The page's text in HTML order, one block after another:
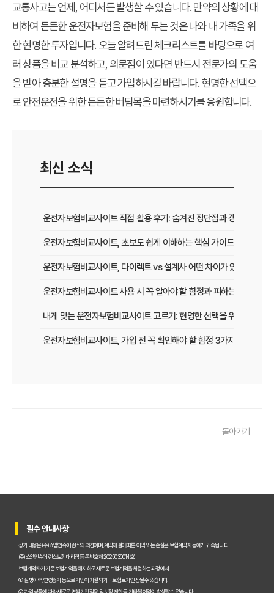
교통사고는 언제, 어디서든 발생할 수 있습니다. 만약의 상황에 대
비하여 든든한 운전자보험을 준비해 두는 것은 나와 내 가족을 위
한 현명한 투자입니다. 오늘 알려드린 체크리스트를 바탕으로 여
러 상품을 비교 분석하고, 의문점이 있다면 반드시 전문가의 도움
을 받아 충분한 설명을 듣고 가입하시길 바랍니다. 현명한 선택으
로 안전운전을 위한 든든한 버팀목을 마련하시기를 응원합니다.
최신 소식
운전자보험비교사이트 직접 활용 후기: 숨겨진 장단점과 갱신 팁
운전자보험비교사이트, 초보도 쉽게 이해하는 핵심 가이드
운전자보험비교사이트, 다이렉트 vs 설계사 어떤 차이가 있을까?
운전자보험비교사이트 사용 시 꼭 알아야 할 함정과 피하는 법
내게 맞는 운전자보험비교사이트 고르기: 현명한 선택을 위한 5가지
운전자보험비교사이트, 가입 전 꼭 확인해야 할 함정 3가지
운전자보험 다이렉트 vs 비교사이트, 나에게 맞는 가입 방법은?
운전자보험비교사이트, 어떤 보장이 나에게 유리할까? 실속 분석
운전자보험비교사이트, 2024년 최신 순위와 현명한 선택 가이드
운전자보험 비교사이트, 왜 사용해야 할까요? 핵심 기능과 장점 완벽
돌아가기
필수 안내사항
상기 내용은 (주)쇼엠인슈어런스의 의견이며, 계약체결에 따른 이익 또는 손실은 보험계약자 등에게 귀속됩니다.
(주)쇼엠인슈어런스 보험대리점(등록번호 제2025030014호)
보험계약자가 기존 보험계약을 해지하고 새로운 보험계약을 체결하는 과정에서
① 질병이력, 연령증가 등으로 가입이 거절되거나 보험료가 인상될 수 있습니다.
② 가입 상품에 따라 새로운 면책기간 적용 및 보장 제한 등 기타 불이익이 발생할 수 있습니다.